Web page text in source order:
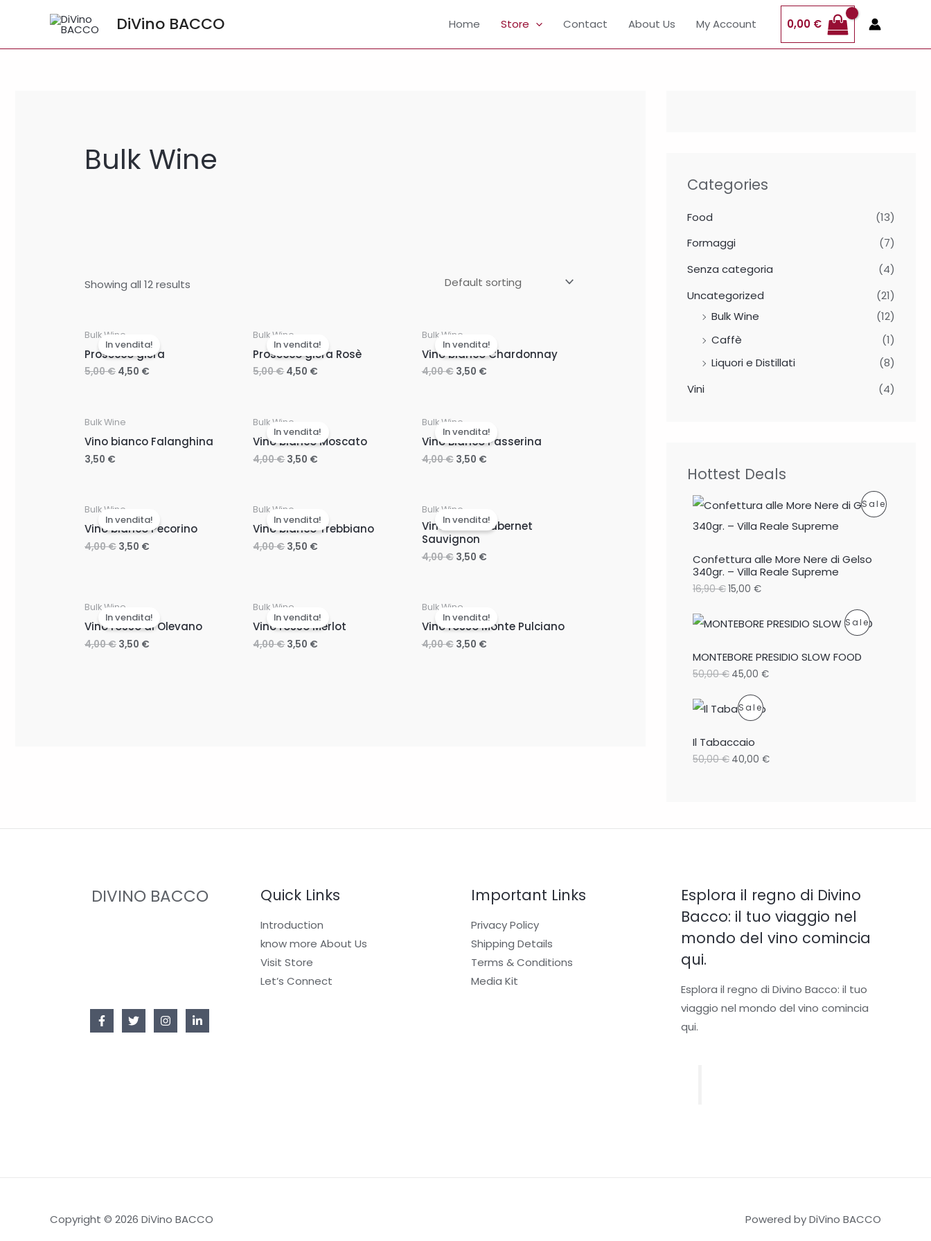
contenuto
DiVino BACCO Home Store Contact About Us My Account 0,00 €
Bulk Wine
Showing all 12 results
In vendita!
Bulk Wine
Prosecco glera
5,00€ 4,50 €
In vendita!
Bulk Wine
Prosecco glera Rosè
5,00€4,50 €
In vendita!
Bulk Wine
Vino bianco Chardonnay
4,00€ 3,50 €
Bulk Wine
Vino bianco Falanghina
3,50 €
In vendita!
Bulk Wine
Vino bianco Moscato
4,00€3,50 €
In vendita!
Bulk Wine
Vino Bianco Passerina
4,00€ 3,50 €
In vendita!
Bulk Wine
Vino bianco Pecorino
4,00€ 3,50 €
In vendita!
Bulk Wine
Vino bianco Trebbiano
4,00€3,50 €
In vendita!
Bulk Wine
Vino rosso Cabernet
Sauvignon
4,00€ 3,50 €
In vendita!
Bulk Wine
Vino rosso di Olevano
4,00€ 3,50 €
In vendita!
Bulk Wine
Vino rosso Merlot
4,00€3,50 €
In vendita!
Bulk Wine
Vino rosso Monte Pulciano
4,00€ 3,50 €
Categories
Food
(13)
Formaggi
(7)
Senza categoria
(4)
Uncategorized
(21)
Bulk Wine
(12)
Caffè
(1)
Liquori e Distillati
(8)
Vini
(4)
Hottest Deals
SaleP
Confettura alle More Nere di Gelso
340gr. – Villa Reale Supreme
16,90€15,00 €
SaleP
MONTEBORE PRESIDIO SLOW FOOD
50,00€ 45,00 €
SaleP
O
C
N
E
Il Tabaccaio
50,00€ 40,00 €
DIVINO BACCO Quick Links
Introduction
know more About Us
Visit Store
Let’s Connect
Important Links
Privacy Policy
Shipping Details
Terms & Conditions
Media Kit
Esplora il regno di Divino
Bacco: il tuo viaggio nel
mondo del vino comincia
qui.
Esplora il regno di Divino Bacco: il tuo
viaggio nel mondo del vino comincia
qui.
Copyright © 2026 DiVino BACCO Powered by DiVino BACCO